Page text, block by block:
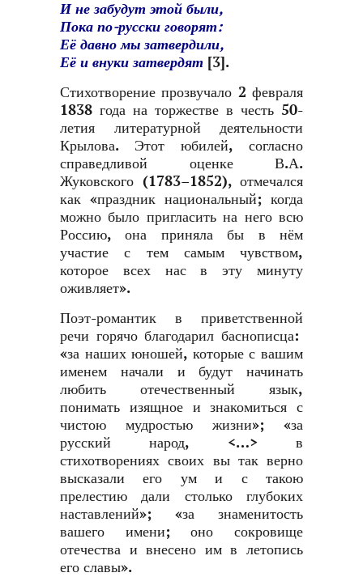
И не забудут этой были,
Пока по-русски говорят:
Её давно мы затвердили,
Её и внуки затвердят [3].
Стихотворение прозвучало 2 февраля
1838 года на торжестве в честь 50-
летия литературной деятельности
Крылова. Этот юбилей, согласно
справедливой оценке В.А.
Жуковского (1783–1852), отмечался
как «праздник национальный; когда
можно было пригласить на него всю
Россию, она приняла бы в нём
участие с тем самым чувством,
которое всех нас в эту минуту
оживляет».
Поэт-романтик в приветственной
речи горячо благодарил баснописца:
«за наших юношей, которые с вашим
именем начали и будут начинать
любить отечественный язык,
понимать изящное и знакомиться с
чистою мудростью жизни»; «за
русский народ, <…> в
стихотворениях своих вы так верно
высказали его ум и с такою
прелестию дали столько глубоких
наставлений»; «за знаменитость
вашего имени; оно сокровище
отечества и внесено им в летопись
его славы».